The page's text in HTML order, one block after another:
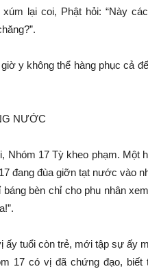
lại coi, Phật hỏi: “Này
y không thể hàng phục cả
NƯỚC
Nhóm 17 Tỳ kheo phạm. Một
đang đùa giỡn tạt nước vào
bèn chỉ cho phu nhân
ấy tuổi còn trẻ, mới tập sự ấy
17 có vị đã chứng đạo,